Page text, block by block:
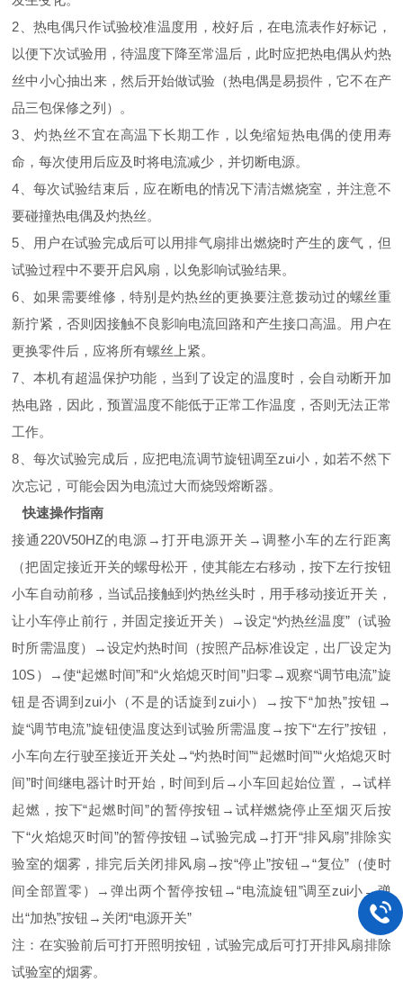
2、热电偶只作试验校准温度用，校好后，在电流表作好标记，
以便下次试验用，待温度下降至常温后，此时应把热电偶从灼热
丝中小心抽出来，然后开始做试验（热电偶是易损件，它不在产
品三包保修之列）。
3、灼热丝不宜在高温下长期工作，以免缩短热电偶的使用寿
命，每次使用后应及时将电流减少，并切断电源。
4、每次试验结束后，应在断电的情况下清洁燃烧室，并注意不
要碰撞热电偶及灼热丝。
5、用户在试验完成后可以用排气扇排出燃烧时产生的废气，但
试验过程中不要开启风扇，以免影响试验结果。
6、如果需要维修，特别是灼热丝的更换要注意拨动过的螺丝重
新拧紧，否则因接触不良影响电流回路和产生接口高温。用户在
更换零件后，应将所有螺丝上紧。
7、本机有超温保护功能，当到了设定的温度时，会自动断开加
热电路，因此，预置温度不能低于正常工作温度，否则无法正常
工作。
8、每次试验完成后，应把电流调节旋钮调至zui小，如若不然下
次忘记，可能会因为电流过大而烧毁熔断器。
快速操作指南
接通220V50HZ的电源→打开电源开关→调整小车的左行距离
（把固定接近开关的螺母松开，使其能左右移动，按下左行按钮
小车自动前移，当试品接触到灼热丝头时，用手移动接近开关，
让小车停止前行，并固定接近开关）→设定“灼热丝温度”（试验
时所需温度）→设定灼热时间（按照产品标准设定，出厂设定为
10S）→使“起燃时间”和“火焰熄灭时间”归零→观察“调节电流”旋
钮是否调到zui小（不是的话旋到zui小）→按下“加热”按钮→
旋“调节电流”旋钮使温度达到试验所需温度→按下“左行”按钮，
小车向左行驶至接近开关处→“灼热时间”“起燃时间”“火焰熄灭时
间”时间继电器计时开始，时间到后→小车回起始位置，→试样
起燃，按下“起燃时间”的暂停按钮→试样燃烧停止至烟灭后按
下“火焰熄灭时间”的暂停按钮→试验完成→打开“排风扇”排除实
验室的烟雾，排完后关闭排风扇→按“停止”按钮→“复位”（使时
间全部置零）→弹出两个暂停按钮→“电流旋钮”调至zui小→弹
出“加热”按钮→关闭“电源开关”
注：在实验前后可打开照明按钮，试验完成后可打开排风扇排除
试验室的烟雾。